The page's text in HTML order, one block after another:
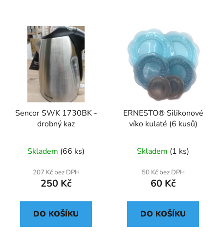
Sencor SWK 1730BK -
drobný kaz
Skladem (66 ks)
207 Kč bez DPH
250 Kč
DO KOŠÍKU
ERNESTO® Silikonové
víko kulaté (6 kusů)
Skladem (1 ks)
50 Kč bez DPH
60 Kč
DO KOŠÍKU